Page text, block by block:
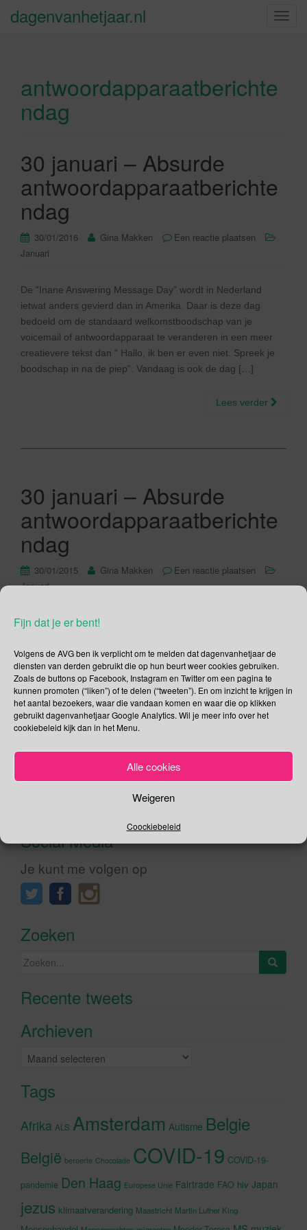
Fijn dat je er bent!
Volgens de AVG ben ik verplicht om te melden dat dagenvanhetjaar de
diensten van derden gebruikt die op hun beurt weer cookies gebruiken.
Zoals de buttons op Facebook, Instagram en Twitter om een pagina te
kunnen promoten (“liken”) of te delen (“tweeten”). En om inzicht te krijgen in
het aantal bezoekers, waar die vandaan komen en waar die op klikken
gebruikt dagenvanhetjaar Google Analytics. Wil je meer info over het
cookiebeleid kijk dan in het Menu.
Alle cookies
Weigeren
Coockiebeleid
S
dagenvanhetjaar.nl
antwoordapparaatberichte
ndag
30 januari – Absurde
antwoordapparaatberichte
ndag
30/01/2016 Gina Makken
Een reactie plaatsen
Januari
De “Inane Answering Message Day” wordt in Nederland
ietwat anders gevierd dan in Amerika. Daar is deze dag
bedoeld om de standaard welkomstboodschap van je
voicemail of antwoordapparaat te veranderen in een meer
creatievere tekst dan “ Hallo, ik ben er even niet. Spreek je
boodschap in na de piep”. Vandaag is ook de dag […]
Lees verder
30 januari – Absurde
antwoordapparaatberichte
ndag
30/01/2015 Gina Makken
Een reactie plaatsen
Januari
Beluister blog Vandaag is de dag dat je op een
nodeloos, onbruikbaar, onnodig, overbodig, zinloos, doelloos,
nutteloos, flauw bericht achter laat. Ik zou zeggen, leef je uit!
Persoonlijk vind ik op een antwoordapparaat een bericht
inspreken een mega ramp. Negen van de tien keer doe ik
[…]
Lees verder
Social Media
Je kunt me volgen op
Zoeken
Zoeken
Recente tweetsKlik om marketing cookies te
Archieven
Archieven
Tags
Afrika ALS Amsterdam Autisme Belgie
België beroerte Chocolade COVID-19 COVID-19-
pandemie Den Haag Europese Unie Fairtrade FAO hiv Japan
jezus klimaatverandering Maastricht Martin Luther King